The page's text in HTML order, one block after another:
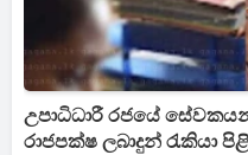
උපාධිධාරී රජයේ
රාජපක්ෂ ලබාදුන් රැකියා